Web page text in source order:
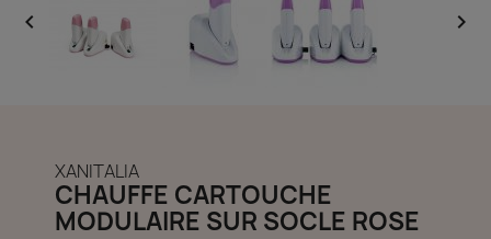
 
XANITALIA
CHAUFFE CARTOUCHE
MODULAIRE SUR SOCLE ROSE